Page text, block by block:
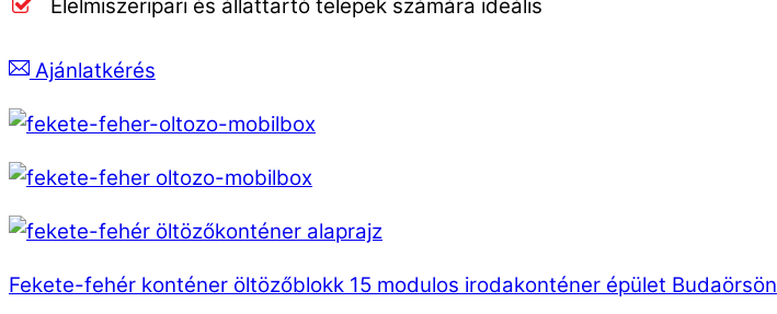
Élelmiszeripari és állattartó telepek számára ideális
Ajánlatkérés
Fekete-fehér konténer öltözőblokk 15 modulos irodakonténer épület Budaörsön